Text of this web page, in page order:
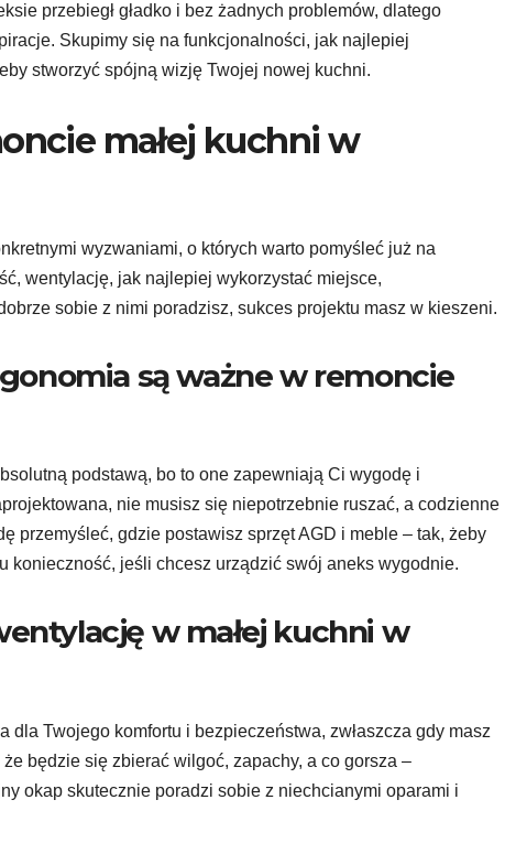
przebiegł gładko i bez żadnych problemów, dlatego
Skupimy się na funkcjonalności, jak najlepiej
stworzyć spójną wizję Twojej nowej kuchni.
małej kuchni w
wyzwaniami, o których warto pomyśleć już na
wentylację, jak najlepiej wykorzystać miejsce,
sobie z nimi poradzisz, sukces projektu masz w kieszeni.
są ważne w remoncie
podstawą, bo to one zapewniają Ci wygodę i
nie musisz się niepotrzebnie ruszać, a codzienne
przemyśleć, gdzie postawisz sprzęt AGD i meble – tak, żeby
konieczność, jeśli chcesz urządzić swój aneks wygodnie.
w małej kuchni w
Twojego komfortu i bezpieczeństwa, zwłaszcza gdy masz
będzie się zbierać wilgoć, zapachy, a co gorsza –
okap skutecznie poradzi sobie z niechcianymi oparami i